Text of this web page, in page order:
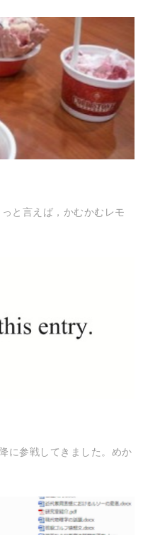
と言えば，かむかむレモ
に参戦してきました。めか